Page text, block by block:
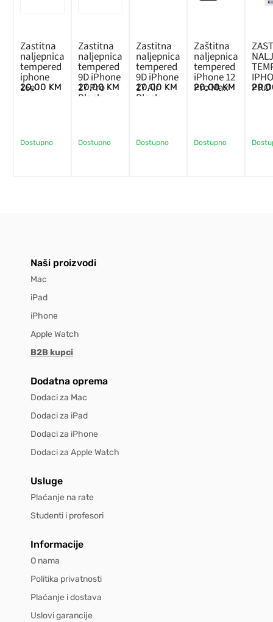
Zastitna
naljepnica
tempered
iphone
16e
20,00 KM
Dostupno
Zastitna
naljepnica
tempered
9D iPhone
17 Pro
Black
20,00 KM
Dostupno
Zastitna
naljepnica
tempered
9D iPhone
17 Air
Black
20,00 KM
Dostupno
Zaštitna
naljepnica
tempered
iPhone 12
Pro Max
20,00KM
Dostupno
PRO
Naši proizvodi
Mac
iPad
iPhone
Apple Watch
B2B kupci
Dodatna oprema
Dodaci za Mac
Dodaci za iPad
Dodaci za iPhone
Dodaci za Apple Watch
Usluge
Plaćanje na rate
Studenti i profesori
Informacije
O nama
Politika privatnosti
Plaćanje i dostava
Uslovi garancije